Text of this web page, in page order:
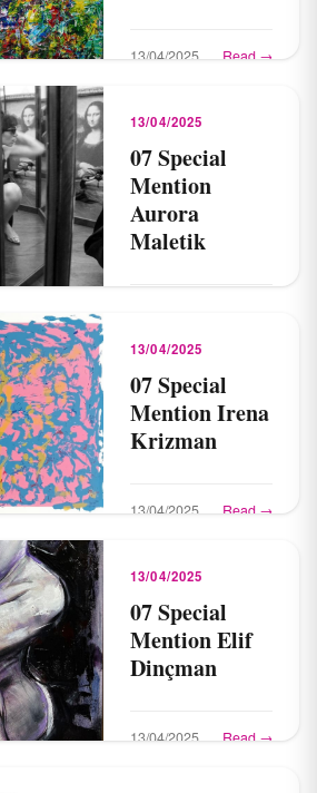
13/04/2025 Read →
13/04/2025
07 Special
Mention
Aurora
Maletik
13/04/2025
07 Special
Mention Irena
Krizman
13/04/2025 Read →
13/04/2025
07 Special
Mention Elif
Dinçman
13/04/2025 Read →